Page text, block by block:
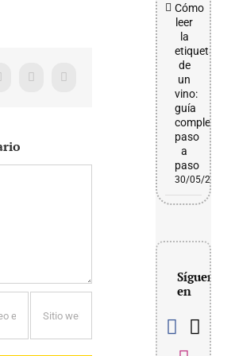
X WhatsApp
Cómo
leer
la
etiqueta
de
un
vino:
guía
completa
paso
a
paso
30/05/2026
Síguenos
en